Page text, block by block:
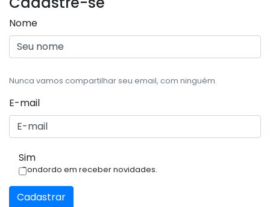
Nome
Nunca vamos compartilhar seu email, com ninguém.
E-mail
Sim
Condordo em receber novidades.
Cadastrar